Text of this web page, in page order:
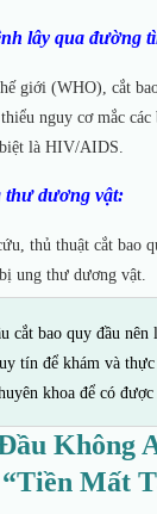
lây qua đường
giới (WHO), cắt
nguy cơ mắc các
là HIV/AIDS.
thư dương vật:
thủ thuật cắt bao
ung thư dương vật.
cắt bao quy đầu
tín để khám và
khoa để có được
Không
Mất